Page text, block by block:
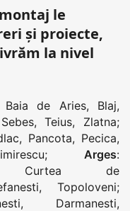
le
și proiecte,
la nivel
Baia de Aries, Blaj,
Sebes,Teius, Zlatna;
, Pancota, Pecica,
; Arges:
Curtea de
, Topoloveni;
, Darmanesti,